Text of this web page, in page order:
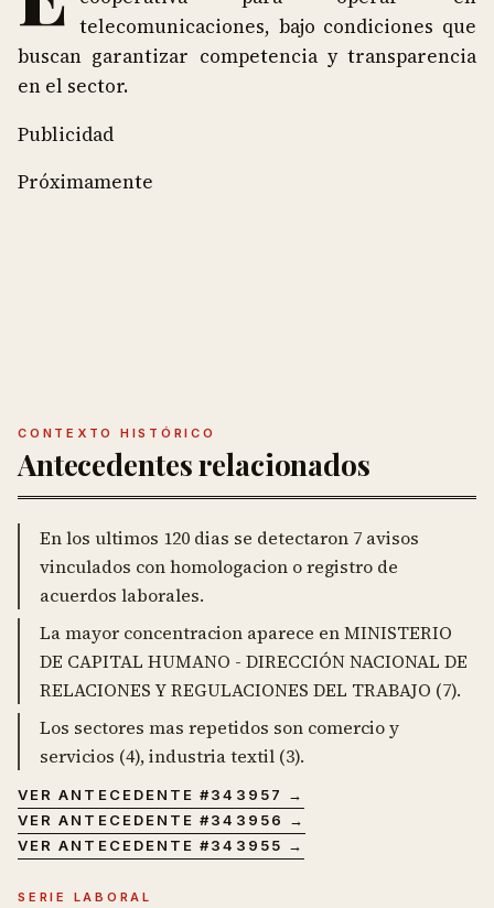
telecomunicaciones, bajo condiciones que
buscan garantizar competencia y transparencia
en el sector.
Publicidad
Próximamente
CONTEXTO HISTÓRICO
Antecedentes relacionados
En los ultimos 120 dias se detectaron 7 avisos
vinculados con homologacion o registro de
acuerdos laborales.
La mayor concentracion aparece en MINISTERIO
DE CAPITAL HUMANO - DIRECCIÓN NACIONAL DE
RELACIONES Y REGULACIONES DEL TRABAJO (7).
Los sectores mas repetidos son comercio y
servicios (4), industria textil (3).
VER ANTECEDENTE #343957
→
VER ANTECEDENTE #343956
→
VER ANTECEDENTE #343955 →
SERIE LABORAL